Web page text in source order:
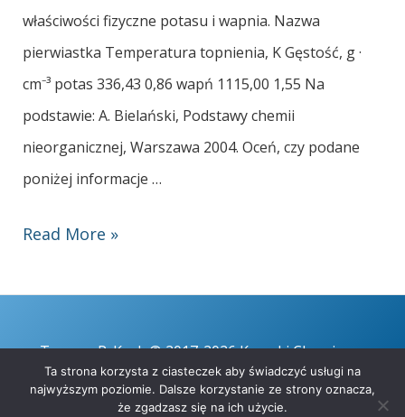
właściwości fizyczne potasu i wapnia. Nazwa
pierwiastka Temperatura topnienia, K Gęstość, g ·
cm⁻³ potas 336,43 0,86 wapń 1115,00 1,55 Na
podstawie: A. Bielański, Podstawy chemii
nieorganicznej, Warszawa 2004. Oceń, czy podane
poniżej informacje …
Read More »
Tomasz P. Kruk © 2017-2026 Kruczki Chemiczne
Ta strona korzysta z ciasteczek aby świadczyć usługi na
najwyższym poziomie. Dalsze korzystanie ze strony oznacza,
że zgadzasz się na ich użycie.